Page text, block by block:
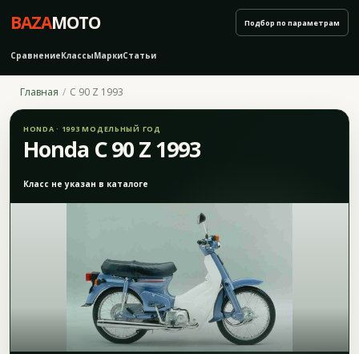
BAZAMOTO
СравнениеКлассыМаркиСтатьи
Подбор по параметрам
Главная C 90 Z 1993
HONDA · 1993 МОДЕЛЬНЫЙ ГОД
Honda C 90 Z 1993
Класс не указан в каталоге